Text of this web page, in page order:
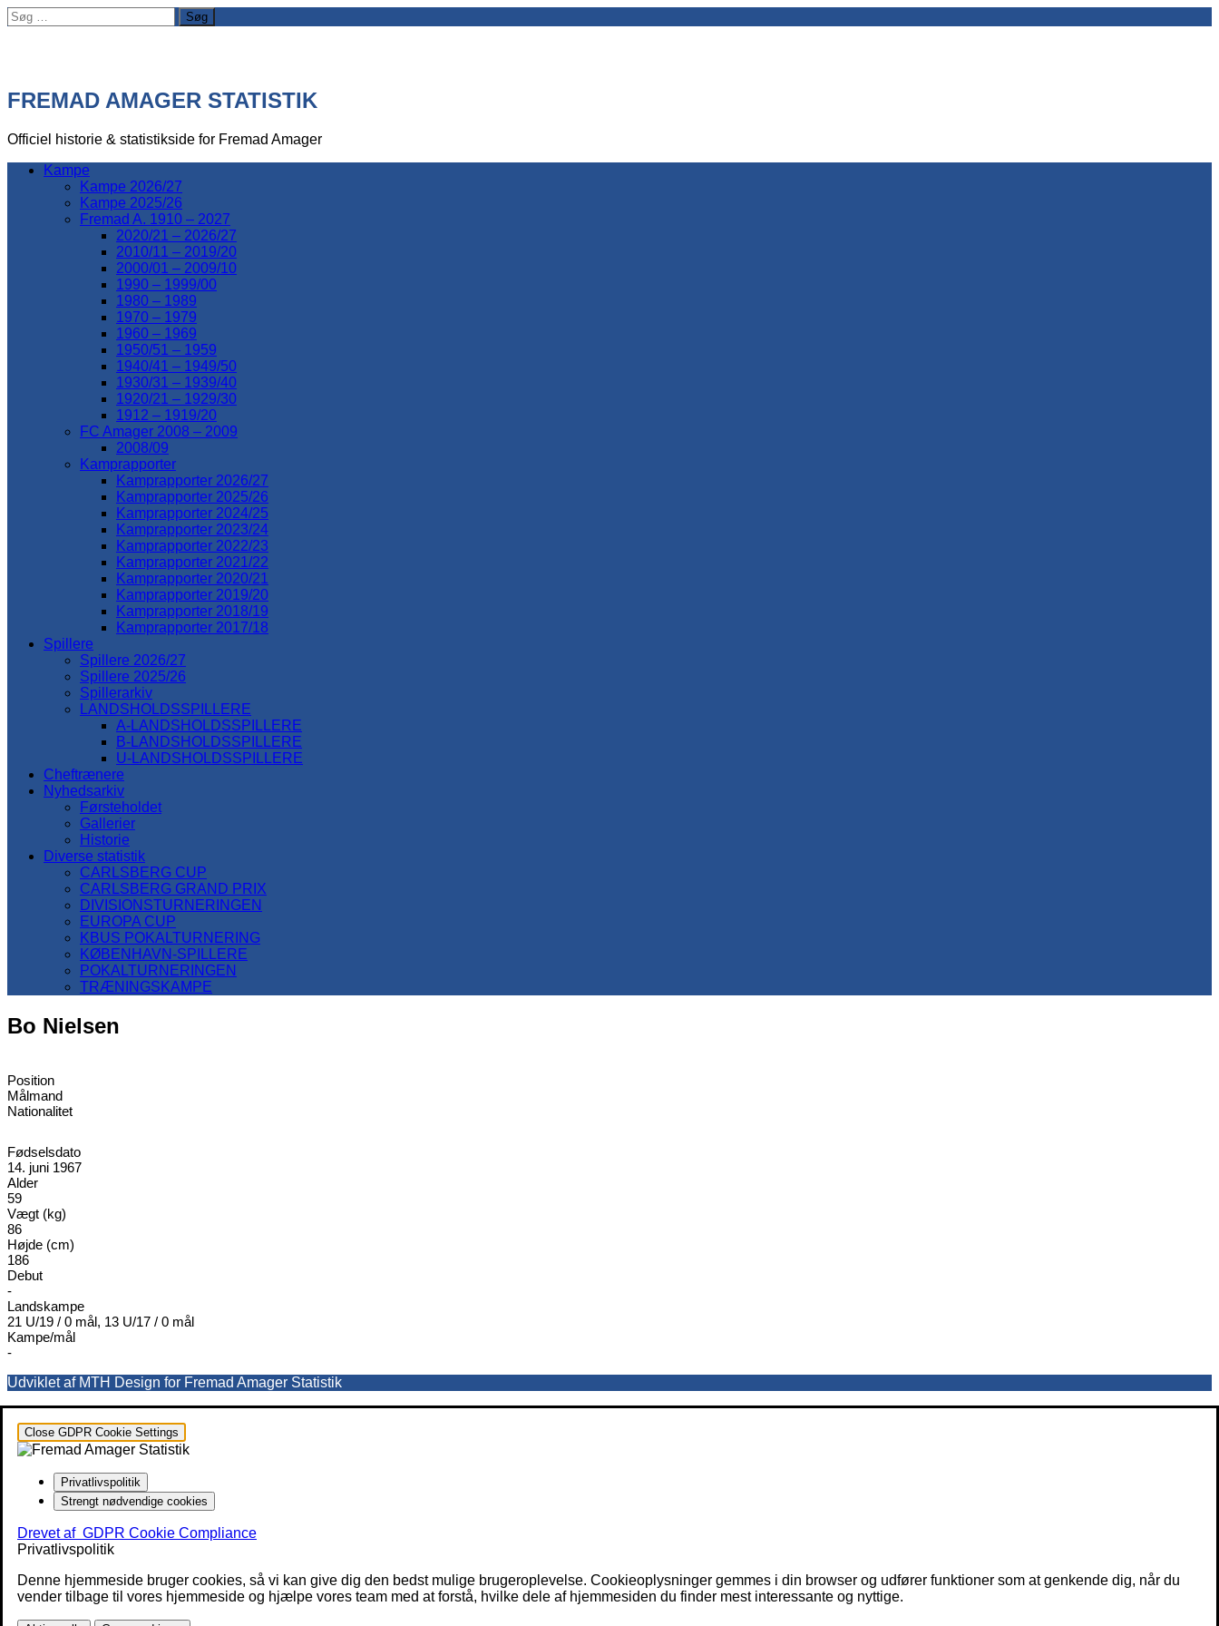
Søg
efter:
FREMAD AMAGER STATISTIK
Officiel historie & statistikside for Fremad Amager
Kampe
Kampe 2026/27
Kampe 2025/26
Fremad A. 1910 – 2027
2020/21 – 2026/27
2010/11 – 2019/20
2000/01 – 2009/10
1990 – 1999/00
1980 – 1989
1970 – 1979
1960 – 1969
1950/51 – 1959
1940/41 – 1949/50
1930/31 – 1939/40
1920/21 – 1929/30
1912 – 1919/20
FC Amager 2008 – 2009
2008/09
Kamprapporter
Kamprapporter 2026/27
Kamprapporter 2025/26
Kamprapporter 2024/25
Kamprapporter 2023/24
Kamprapporter 2022/23
Kamprapporter 2021/22
Kamprapporter 2020/21
Kamprapporter 2019/20
Kamprapporter 2018/19
Kamprapporter 2017/18
Spillere
Spillere 2026/27
Spillere 2025/26
Spillerarkiv
LANDSHOLDSSPILLERE
A-LANDSHOLDSSPILLERE
B-LANDSHOLDSSPILLERE
U-LANDSHOLDSSPILLERE
Cheftrænere
Nyhedsarkiv
Førsteholdet
Gallerier
Historie
Diverse statistik
CARLSBERG CUP
CARLSBERG GRAND PRIX
DIVISIONSTURNERINGEN
EUROPA CUP
KBUS POKALTURNERING
KØBENHAVN-SPILLERE
POKALTURNERINGEN
TRÆNINGSKAMPE
Bo Nielsen
Position
Målmand
Nationalitet
Fødselsdato
14. juni 1967
Alder
59
Vægt (kg)
86
Højde (cm)
186
Debut
-
Landskampe
21 U/19 / 0 mål, 13 U/17 / 0 mål
Kampe/mål
-
Udviklet af MTH Design for Fremad Amager Statistik
Close GDPR Cookie Settings
Privatlivspolitik
Strengt nødvendige cookies
Drevet af GDPR Cookie Compliance
Privatlivspolitik
Denne hjemmeside bruger cookies, så vi kan give dig den bedst mulige brugeroplevelse. Cookieoplysninger gemmes i din browser og udfører funktioner som at genkende dig, når du
vender tilbage til vores hjemmeside og hjælpe vores team med at forstå, hvilke dele af hjemmesiden du finder mest interessante og nyttige.